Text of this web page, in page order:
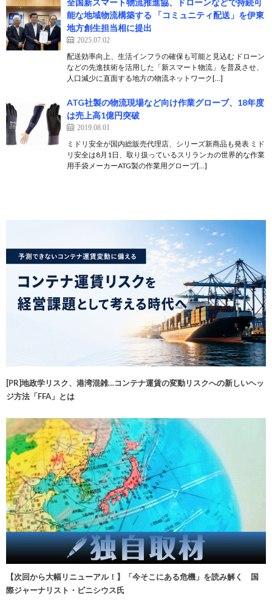
全国新スマート物流推進協、ドローンなどで持続可
能な地域物流構築する 「コミュニティ配送」を伊東
地方創生担当相に提出
2025.07.02
配送効率向上、生活インフラの確保も可能と見込む ドローン
などの先進技術を活用した「新スマート物流」を普及させ、
人口減少に直面する地方の物流ネットワーク[…]
ATG社製の物流現場など向け作業グローブ、18年度
は売上高1億円突破
2019.08.01
ミドリ安全が国内総販売代理店、シリーズ新商品も発表 ミド
リ安全は8月1日、取り扱っているスリランカの世界的な作業
用手袋メーカーATG製の作業用グローブ[…]
[PR]地政学リスク、港湾混雑…コンテナ運賃の変動リスクへの新しいヘッ
ジ方法「FFA」とは
【次回から大幅リニューアル！】「今そこにある危機」を読み解く 国
際ジャーナリスト・ビニシウス氏